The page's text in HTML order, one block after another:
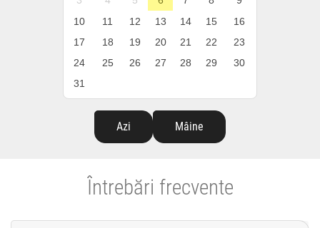
10
11 12 13 14 15
16
17
18 19 20 21 22
23
24
25 26 27 28 29
30
31
Azi Mâine
Întrebări frecvente